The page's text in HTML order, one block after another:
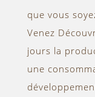
que vous
Venez
jours la
une